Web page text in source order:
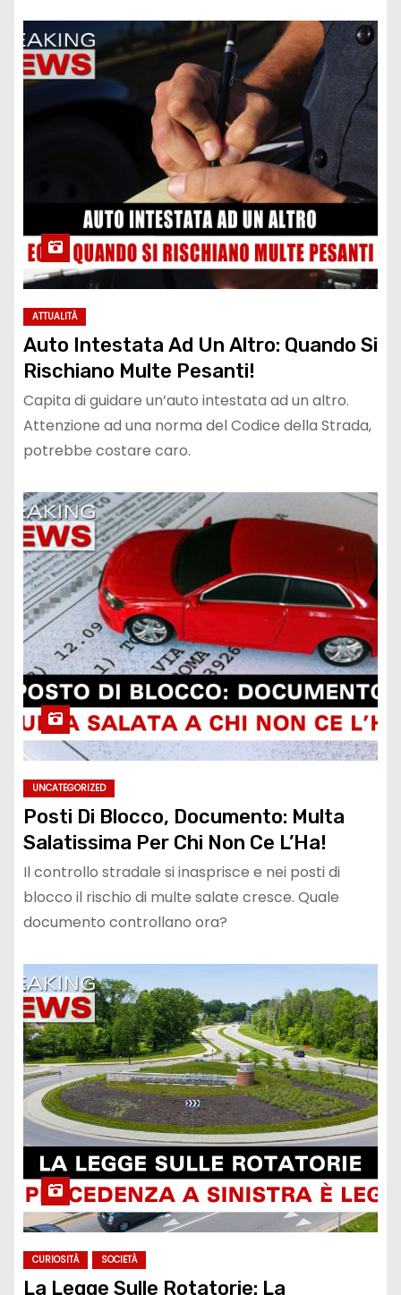
ATTUALITÀ
Auto Intestata Ad Un Altro: Quando Si
Rischiano Multe Pesanti!
Capita di guidare un’auto intestata ad un altro.
Attenzione ad una norma del Codice della Strada,
potrebbe costare caro.
UNCATEGORIZED
Posti Di Blocco, Documento: Multa
Salatissima Per Chi Non Ce L’Ha!
Il controllo stradale si inasprisce e nei posti di
blocco il rischio di multe salate cresce. Quale
documento controllano ora?
CURIOSITÀ SOCIETÀ
La Legge Sulle Rotatorie: La